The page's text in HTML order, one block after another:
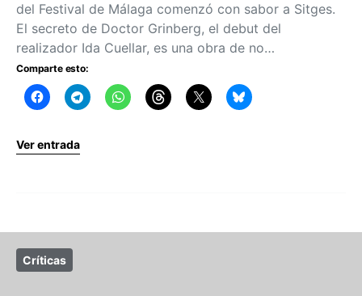
del Festival de Málaga comenzó con sabor a Sitges.
El secreto de Doctor Grinberg, el debut del
realizador Ida Cuellar, es una obra de no…
Comparte esto:
Ver entrada
Críticas